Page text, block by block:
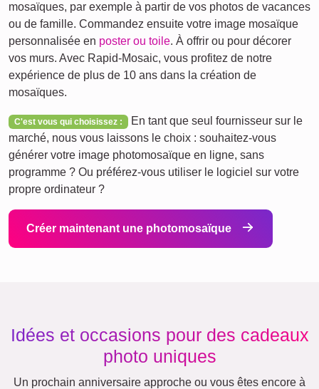
mosaïques, par exemple à partir de vos photos de vacances
ou de famille. Commandez ensuite votre image mosaïque
personnalisée en poster ou toile. À offrir ou pour décorer
vos murs. Avec Rapid-Mosaic, vous profitez de notre
expérience de plus de 10 ans dans la création de
mosaïques.
C'est vous qui choisissez :
En tant que seul fournisseur sur le
marché, nous vous laissons le choix : souhaitez-vous
générer votre image photomosaïque en ligne, sans
programme ? Ou préférez-vous utiliser le logiciel sur votre
propre ordinateur ?
Créer maintenant une photomosaïque
Idées et occasions pour des cadeaux
photo uniques
Un prochain anniversaire approche ou vous êtes encore à